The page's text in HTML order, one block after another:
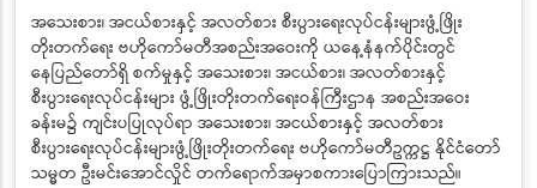
အသေးစား၊ အငယ်စားနှင့် အလတ်စား စီးပွားရေးလုပ်ငန်းများဖွံ့ဖြိုး
တိုးတက်ရေး ဗဟိုကော်မတီအစည်းအဝေးကို ယနေ့နံနက်ပိုင်းတွင်
နေပြည်တော်ရှိ စက်မှုနှင့် အသေးစား၊ အငယ်စား၊ အလတ်စားနှင့်
စီးပွားရေးလုပ်ငန်းများ ဖွံ့ဖြိုးတိုးတက်ရေးဝန်ကြီးဌာန အစည်းအဝေး
ခန်းမ၌ ကျင်းပပြုလုပ်ရာ အသေးစား၊ အငယ်စားနှင့် အလတ်စား
စီးပွားရေးလုပ်ငန်းများဖွံ့ဖြိုးတိုးတက်ရေး ဗဟိုကော်မတီဥက္ကဋ္ဌ နိုင်ငံတော်
သမ္မတ ဦးမင်းအောင်လှိုင် တက်ရောက်အမှာစကားပြောကြားသည်။